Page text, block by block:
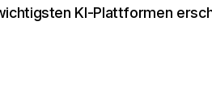
KI-Plattformen